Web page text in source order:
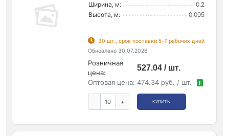
Ширина, м:
0.2
Высота, м:
0.005
30 шт., срок поставки 5-7 рабочих дней
Обновлено 30.07.2026
Розничная
цена:
527.04 / шт.
Оптовая цена: 474.34 руб. / шт. !
- + КУПИТЬ